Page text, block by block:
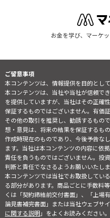
お金を学び、マーケ
ご留意事項
本コンテンツは、情報提供を目的として
本コンテンツは、当社や当社が信頼で
を提供していますが、当社はその正確
保証するものではございません。有価
その他の取引を推奨し、勧誘するもの
想・意見は、将来の結果を保証するも
作成時現在のものであり、今後予告な
ます。当社は本コンテンツの内容に依
責任を負うものではございません。投
判断と責任でなさるようお願いいたしま
本コンテンツでは当社でお取扱してい
る部分があります。商品ごとに手数料
くは「契約締結前交付書面」、「上場
論見書補完書面」または当社ウェブサ
に関する説明」をよくお読みください。